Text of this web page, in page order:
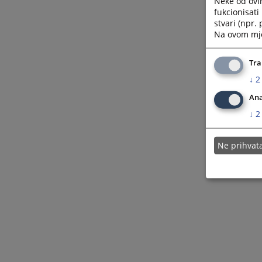
fukcionisati
stvari (npr.
Na ovom
↓ 2
↓ 2
Ne